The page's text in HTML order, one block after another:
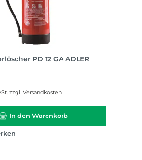
PD 12 GA ADLER
zzgl. Versandkosten
In den Warenkorb